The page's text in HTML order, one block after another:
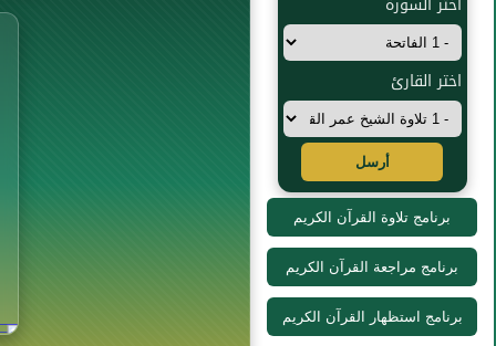
اختر القارئ
أرسل
برنامج تلاوة القرآن الكريم
برنامج مراجعة القرآن الكريم
برنامج استظهار القرآن الكريم